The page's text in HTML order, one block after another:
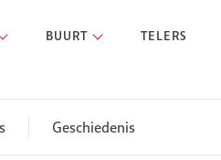
BUURT
TELERS
Geschiedenis